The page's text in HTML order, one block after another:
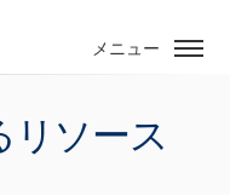
メニュー
リソース